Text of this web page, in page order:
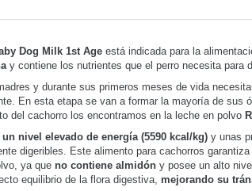
Dog Milk 1st Age está indicada para la
y contiene los nutrientes que el perro necesita para
y durante sus primeros meses de vida
En esta etapa se van a formar la mayoría de
del cachorro los encontramos en la leche en polvo
nivel elevado de energía (5590 kcal/kg) y unas
digeribles. Este alimento para cachorros
ya que no contiene almidón y posee un alto
equilibrio de la flora digestiva, mejorando su